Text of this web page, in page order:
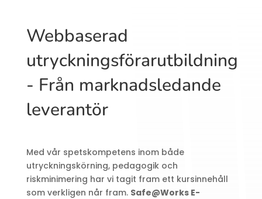
Webbaserad
utryckningsförarutbildning
- Från marknadsledande
leverantör
Med vår spetskompetens inom både
utryckningskörning, pedagogik och
riskminimering har vi tagit fram ett kursinnehåll
som verkligen når fram. Safe@Works E-